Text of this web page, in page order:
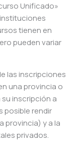
Unificado»
tienen en
pueden variar
las inscripciones
una provincia o
inscripción a
posible rendir
provincia) y a la
privados.